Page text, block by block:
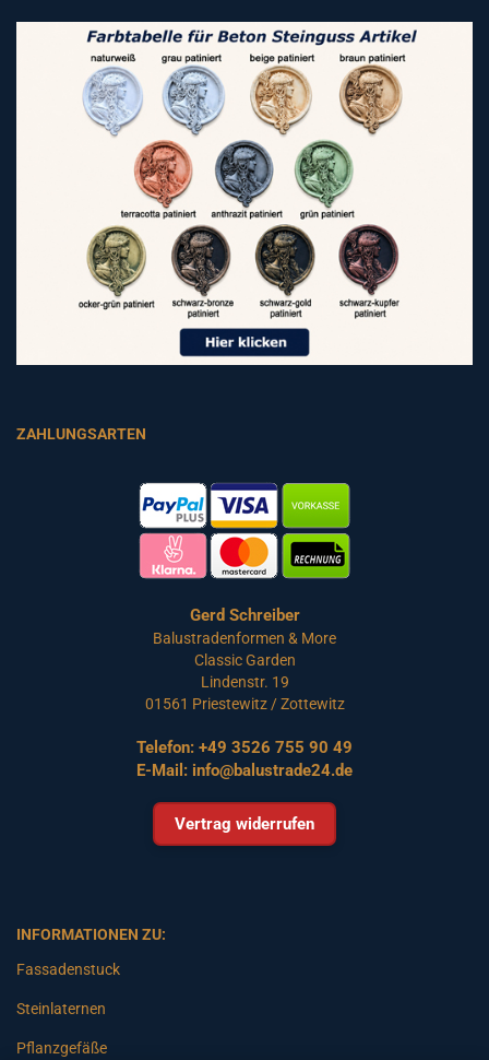
ZAHLUNGSARTEN
Gerd Schreiber
Balustradenformen & More
Classic Garden
Lindenstr. 19
01561 Priestewitz / Zottewitz
Telefon: +49 3526 755 90 49
E-Mail: info@balustrade24.de
Vertrag widerrufen
INFORMATIONEN ZU:
Fassadenstuck
Steinlaternen
Pflanzgefäße